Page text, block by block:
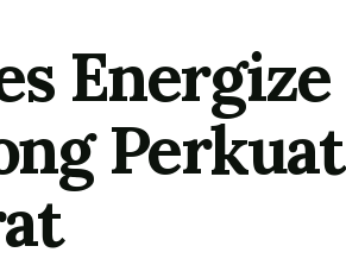
Energize
Perkuat